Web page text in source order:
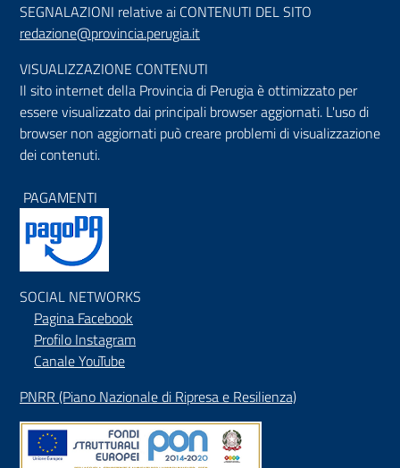
SEGNALAZIONI relative ai CONTENUTI DEL SITO
redazione@provincia.perugia.it
VISUALIZZAZIONE CONTENUTI
Il sito internet della Provincia di Perugia è ottimizzato per
essere visualizzato dai principali browser aggiornati. L'uso di
browser non aggiornati può creare problemi di visualizzazione
dei contenuti.
PAGAMENTI
SOCIAL NETWORKS
Pagina Facebook
Profilo Instagram
Canale YouTube
PNRR (Piano Nazionale di Ripresa e Resilienza)